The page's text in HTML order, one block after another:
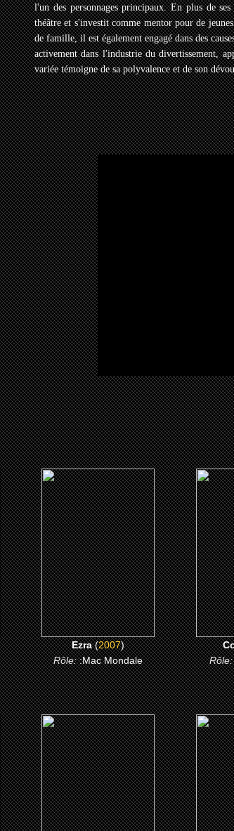
l'un des personnages principaux. En plus de
théâtre et s'investit comme mentor pour de
de famille, il est également engagé dans des
activement dans l'industrie du divertissement,
variée témoigne de sa polyvalence et de son
(2007)
Ezra
CLICK ME
Ezra(2007)
Rôle::Mac Mondale
(2001)
We are Family
CLICK ME
The